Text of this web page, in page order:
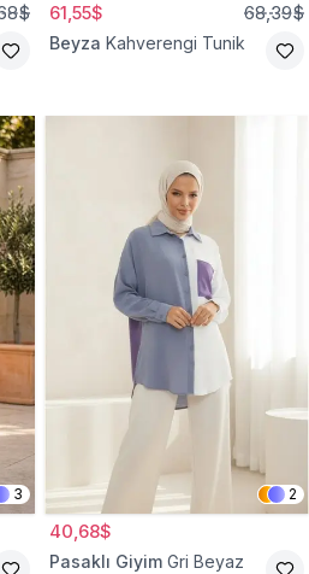
61,55$ 68,39$
Beyza Kahverengi Tunik
3 2
40,68$
Pasaklı Giyim Gri Beyaz